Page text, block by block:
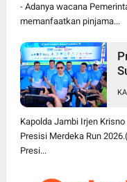
- Adanya wacana
memanfaatkan pinjama...
Kapolda Jambi Irjen
Presisi Merdeka Run
Presi...